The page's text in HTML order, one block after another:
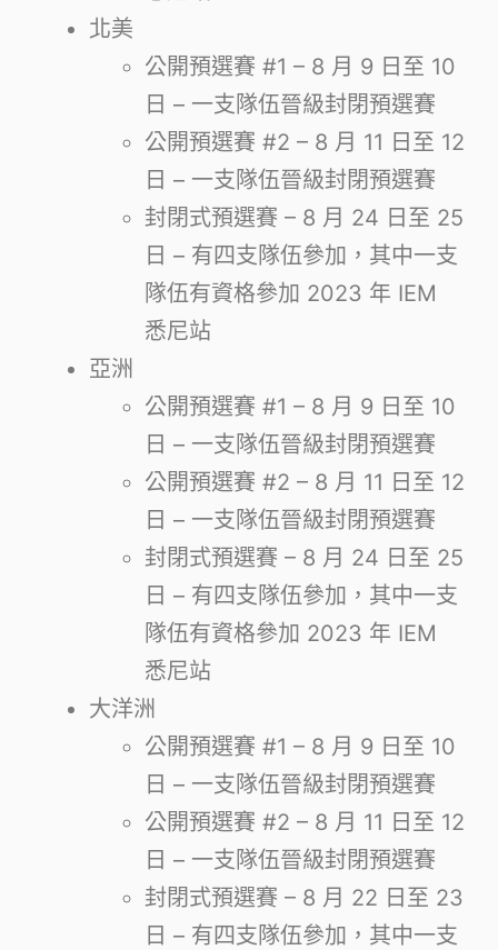
北美
公開預選賽 #1 – 8 月 9 日至 10
日 – 一支隊伍晉級封閉預選賽
公開預選賽 #2 – 8 月 11 日至 12
日 – 一支隊伍晉級封閉預選賽
封閉式預選賽 – 8 月 24 日至 25
日 – 有四支隊伍參加，其中一支
隊伍有資格參加 2023 年 IEM
悉尼站
亞洲
公開預選賽 #1 – 8 月 9 日至 10
日 – 一支隊伍晉級封閉預選賽
公開預選賽 #2 – 8 月 11 日至 12
日 – 一支隊伍晉級封閉預選賽
封閉式預選賽 – 8 月 24 日至 25
日 – 有四支隊伍參加，其中一支
隊伍有資格參加 2023 年 IEM
悉尼站
大洋洲
公開預選賽 #1 – 8 月 9 日至 10
日 – 一支隊伍晉級封閉預選賽
公開預選賽 #2 – 8 月 11 日至 12
日 – 一支隊伍晉級封閉預選賽
封閉式預選賽 – 8 月 22 日至 23
日 – 有四支隊伍參加，其中一支